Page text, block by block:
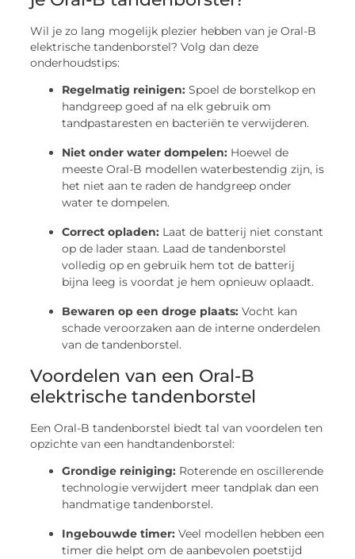
Wil je zo lang mogelijk plezier hebben van je Oral-B
elektrische tandenborstel? Volg dan deze
onderhoudstips:
Regelmatig reinigen: Spoel de borstelkop en
handgreep goed af na elk gebruik om
tandpastaresten en bacteriën te verwijderen.
Niet onder water dompelen: Hoewel de
meeste Oral-B modellen waterbestendig zijn, is
het niet aan te raden de handgreep onder
water te dompelen.
Correct opladen: Laat de batterij niet constant
op de lader staan. Laad de tandenborstel
volledig op en gebruik hem tot de batterij
bijna leeg is voordat je hem opnieuw oplaadt.
Bewaren op een droge plaats: Vocht kan
schade veroorzaken aan de interne onderdelen
van de tandenborstel.
Voordelen van een Oral-B
elektrische tandenborstel
Een Oral-B tandenborstel biedt tal van voordelen ten
opzichte van een handtandenborstel:
Grondige reiniging: Roterende en oscillerende
technologie verwijdert meer tandplak dan een
handmatige tandenborstel.
Ingebouwde timer: Veel modellen hebben een
timer die helpt om de aanbevolen poetstijd